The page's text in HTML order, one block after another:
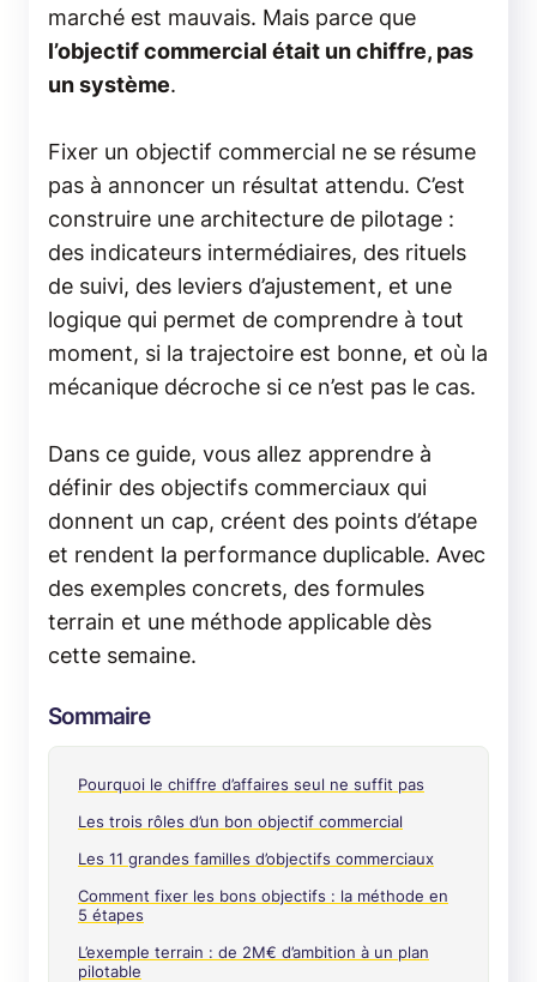
marché est mauvais. Mais parce que
l’objectif commercial était un chiffre, pas
un système.
Fixer un objectif commercial ne se résume
pas à annoncer un résultat attendu. C’est
construire une architecture de pilotage :
des indicateurs intermédiaires, des rituels
de suivi, des leviers d’ajustement, et une
logique qui permet de comprendre à tout
moment, si la trajectoire est bonne, et où la
mécanique décroche si ce n’est pas le cas.
Dans ce guide, vous allez apprendre à
définir des objectifs commerciaux qui
donnent un cap, créent des points d’étape
et rendent la performance duplicable. Avec
des exemples concrets, des formules
terrain et une méthode applicable dès
cette semaine.
Sommaire
Pourquoi le chiffre d’affaires seul ne suffit pas
Les trois rôles d’un bon objectif commercial
Les 11 grandes familles d’objectifs commerciaux
Comment fixer les bons objectifs : la méthode en
5 étapes
L’exemple terrain : de 2M€ d’ambition à un plan
pilotable